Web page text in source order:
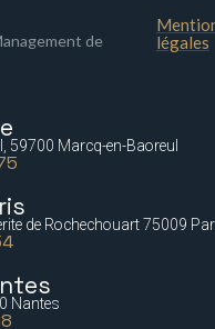
de
légales
59700 Marcq-en-Baoreul
de Rochechouart 75009
Nantes